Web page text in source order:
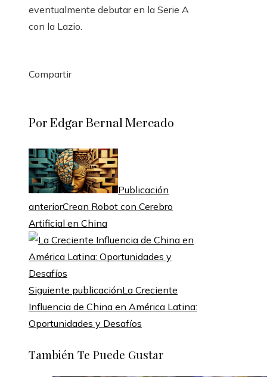
eventualmente debutar en la Serie A
con la Lazio.
Compartir
Por Edgar Bernal Mercado
Publicación
anteriorCrean Robot con Cerebro
Artificial en China
Siguiente publicaciónLa Creciente
Influencia de China en América Latina:
Oportunidades y Desafíos
También Te Puede Gustar